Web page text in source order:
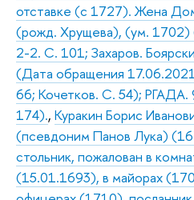
отставке (с 1727). Жена
(рожд. Хрущева), (ум.
2-2. С. 101; Захаров.
(Дата обращения
66; Кочетков. С. 54); РГАДА.
174)., Куракин Борис
(псевдоним Панов Лука)
стольник, пожалован в
(15.01.1693), в майорах